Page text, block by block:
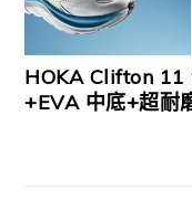
HOKA Clifton 11
+EVA 中底+超耐